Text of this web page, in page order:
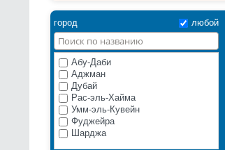
город любой
Абу-Даби
Аджман
Дубай
Рас-эль-Хайма
Умм-эль-Кувейн
Фуджейра
Шарджа